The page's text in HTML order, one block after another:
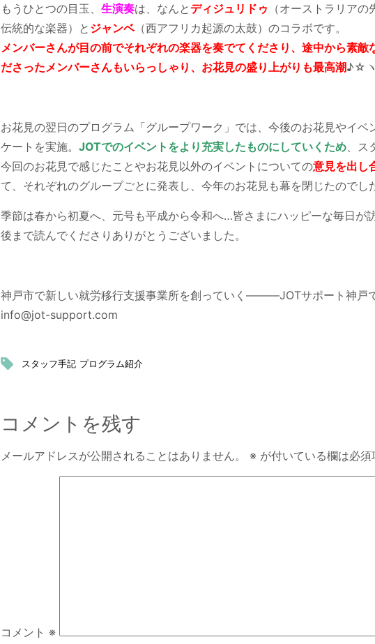
もうひとつの目玉、 生演奏は、なんとディジュリドゥ （オーストラリア
伝統的な楽器）と ジャンベ（西アフリカ起源の太鼓）のコラボです。
メンバーさんが目の前でそれぞれの楽器を奏でてくださり、途中から素敵
ださったメンバーさんもいらっしゃり、お花見の盛り上がりも最高潮♪☆
お花見の翌日のプログラム「グループワーク」では、今後のお花見やイベ
ケートを実施。 JOTでのイベントをより充実したものにしていくため 、
今回のお花見で感じたことやお花見以外のイベントについての意見を出し
て、それぞれのグループごとに発表し、今年のお花見も幕を閉じたのでし
季節は春から初夏へ、元号も平成から令和へ…皆さまにハッピーな毎日が
後まで読んでくださりありがとうございました。
神戸市で新しい就労移行支援事業所を創っていく―――JOTサポート神戸
info@jot-support.com
スタッフ手記 プログラム紹介
コメントを残す
メールアドレスが公開されることはありません。 ※ が付いている欄は必須
コメント ※